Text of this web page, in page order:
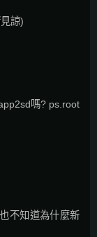
諒)
嗎? ps.root
不知道為什麼新